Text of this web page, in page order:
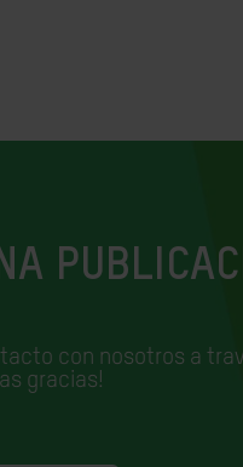
con nosotros a
gracias!